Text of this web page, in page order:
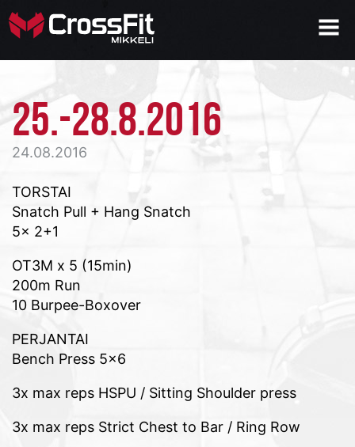
25.-28.8.2016
24.08.2016
TORSTAI
Snatch Pull + Hang Snatch
5x 2+1
OT3M x 5 (15min)
200m Run
10 Burpee-Boxover
PERJANTAI
Bench Press 5×6
3x max reps HSPU / Sitting Shoulder press
3x max reps Strict Chest to Bar / Ring Row